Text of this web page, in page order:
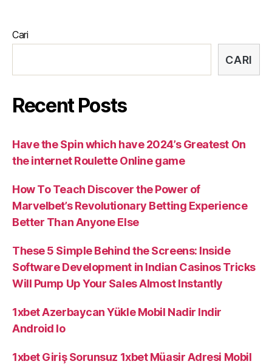
Cari
CARI
Recent Posts
Have the Spin which have 2024’s Greatest On
the internet Roulette Online game
How To Teach Discover the Power of
Marvelbet’s Revolutionary Betting Experience
Better Than Anyone Else
These 5 Simple Behind the Screens: Inside
Software Development in Indian Casinos Tricks
Will Pump Up Your Sales Almost Instantly
1xbet Azerbaycan Yükle Mobil Nadir Indir
Android Io
1xbet Giriş Sorunsuz 1xbet Müasir Adresi Mobil